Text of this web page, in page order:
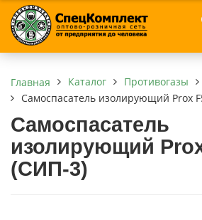
Главная Каталог Противогазы
Самоспасатель изолирующий Prox
Самоспасатель
изолирующий
(СИП-3)